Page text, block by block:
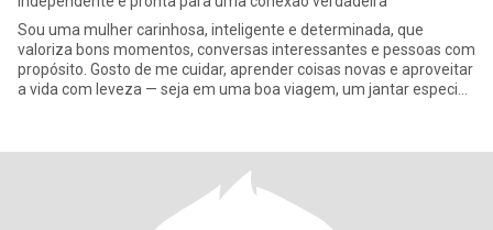
Sou uma mulher carinhosa, inteligente e determinada, que
valoriza bons momentos, conversas interessantes e pessoas com
propósito. Gosto de me cuidar, aprender coisas novas e aproveitar
a vida com leveza — seja em uma boa viagem, um jantar especial